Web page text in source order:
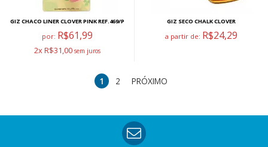
GIZ CHACO LINER CLOVER PINK REF.469/P
por: R$61,99
2x R$31,00
GIZ SECO CHALK CLOVER
a partir de: R$24,29
1 2 PRÓXIMO